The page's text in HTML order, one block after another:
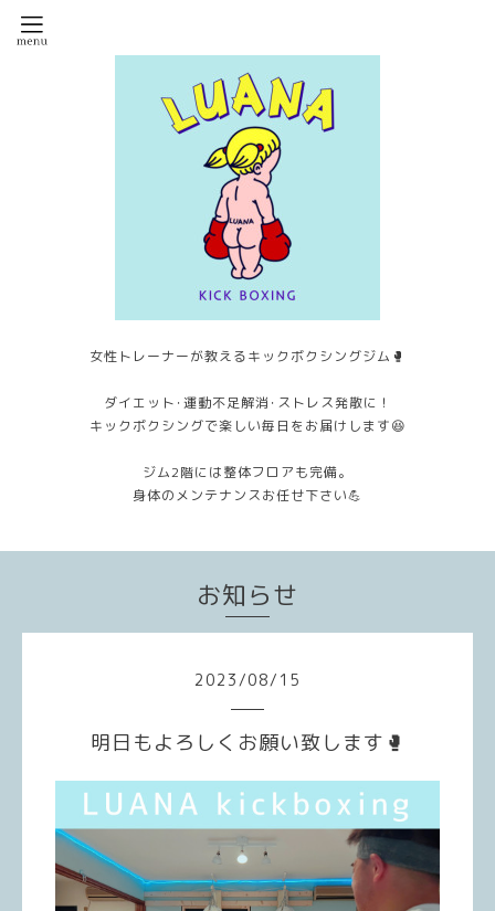
女性トレーナーが教えるキックボクシングジム🥊
ダイエット･運動不足解消･ストレス発散に！
キックボクシングで楽しい毎日をお届けします😆
ジム2階には整体フロアも完備。
身体のメンテナンスお任せ下さい💪
お知らせ
2023/08/ 15
明日もよろしくお願い致します🥊